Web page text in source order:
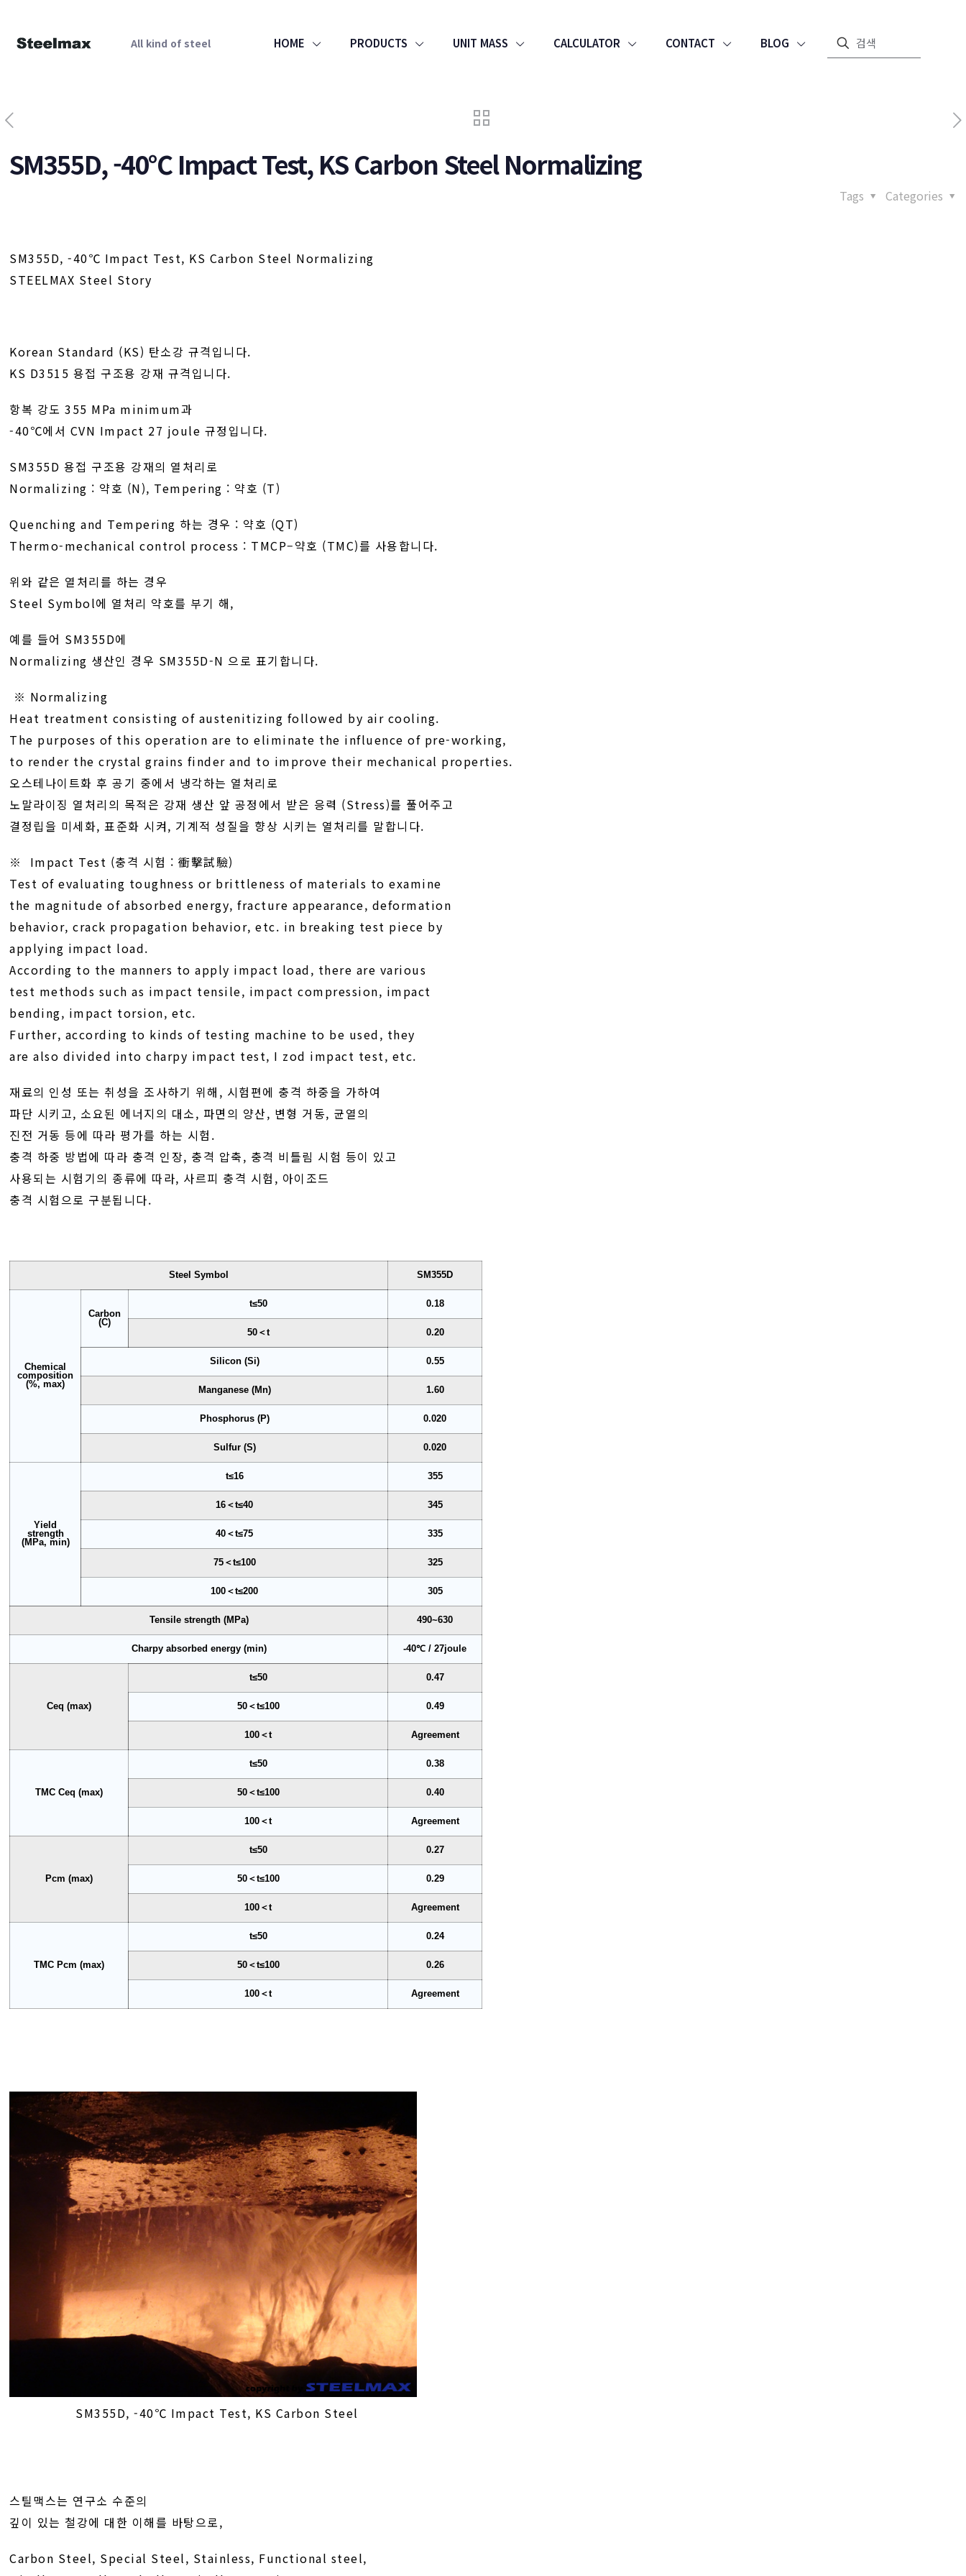
All kind of steel HOME PRODUCTS UNIT MASS CALCULATOR CONTACT BLOG
SM355D, -40℃ Impact Test, KS Carbon Steel Normalizing
Categories
Tags
SM355D, -40℃ Impact Test, KS Carbon Steel Normalizing
STEELMAX Steel Story
Korean Standard (KS) 탄소강 규격입니다.
KS D3515 용접 구조용 강재 규격입니다.
항복 강도 355 MPa minimum과
-40℃에서 CVN Impact 27 joule 규정입니다.
SM355D 용접 구조용 강재의 열처리로
Normalizing : 약호 (N), Tempering : 약호 (T)
Quenching and Tempering 하는 경우 : 약호 (QT)
Thermo-mechanical control process : TMCP–약호 (TMC)를 사용합니다.
위와 같은 열처리를 하는 경우
Steel Symbol에 열처리 약호를 부기 해,
예를 들어 SM355D에
Normalizing 생산인 경우 SM355D-N 으로 표기합니다.
※ Normalizing
Heat treatment consisting of austenitizing followed by air cooling.
The purposes of this operation are to eliminate the influence of pre-working,
to render the crystal grains finder and to improve their mechanical properties.
오스테나이트화 후 공기 중에서 냉각하는 열처리로
노말라이징 열처리의 목적은 강재 생산 앞 공정에서 받은 응력 (Stress)를 풀어주고
결정립을 미세화, 표준화 시켜, 기계적 성질을 향상 시키는 열처리를 말합니다.
※ Impact Test (충격 시험 : 衝擊試驗)
Test of evaluating toughness or brittleness of materials to examine
the magnitude of absorbed energy, fracture appearance, deformation
behavior, crack propagation behavior, etc. in breaking test piece by
applying impact load.
According to the manners to apply impact load, there are various
test methods such as impact tensile, impact compression, impact
bending, impact torsion, etc.
Further, according to kinds of testing machine to be used, they
are also divided into charpy impact test, I zod impact test, etc.
재료의 인성 또는 취성을 조사하기 위해, 시험편에 충격 하중을 가하여
파단 시키고, 소요된 에너지의 대소, 파면의 양산, 변형 거동, 균열의
진전 거동 등에 따라 평가를 하는 시험.
충격 하중 방법에 따라 충격 인장, 충격 압축, 충격 비틀림 시험 등이 있고
사용되는 시험기의 종류에 따라, 사르피 충격 시험, 아이조드
충격 시험으로 구분됩니다.
Steel Symbol SM355D
Chemical
composition
(%, max)
Carbon
(C)
t≤50 0.18
50＜t 0.20
Silicon (Si) 0.55
Manganese (Mn) 1.60
Phosphorus (P) 0.020
Sulfur (S) 0.020
Yield
strength
(MPa, min)
t≤16 355
16＜t≤40 345
40＜t≤75 335
75＜t≤100 325
100＜t≤200 305
Tensile strength (MPa) 490~630
Charpy absorbed energy (min) -40℃ / 27joule
Ceq (max)
t≤50 0.47
50＜t≤100 0.49
100＜t Agreement
TMC Ceq (max)
t≤50 0.38
50＜t≤100 0.40
100＜t Agreement
Pcm (max)
t≤50 0.27
50＜t≤100 0.29
100＜t Agreement
TMC Pcm (max)
t≤50 0.24
50＜t≤100 0.26
100＜t Agreement
SM355D, -40℃ Impact Test, KS Carbon Steel
스틸맥스는 연구소 수준의
깊이 있는 철강에 대한 이해를 바탕으로,
Carbon Steel, Special Steel, Stainless, Functional steel,